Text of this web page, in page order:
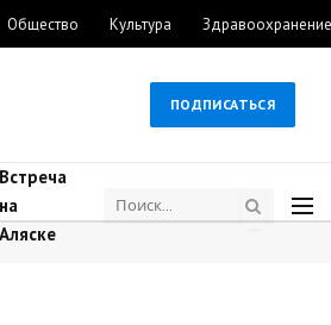
Общество Культура Здравоохранение
ПОДПИСАТЬСЯ
Встреча
на
Аляске